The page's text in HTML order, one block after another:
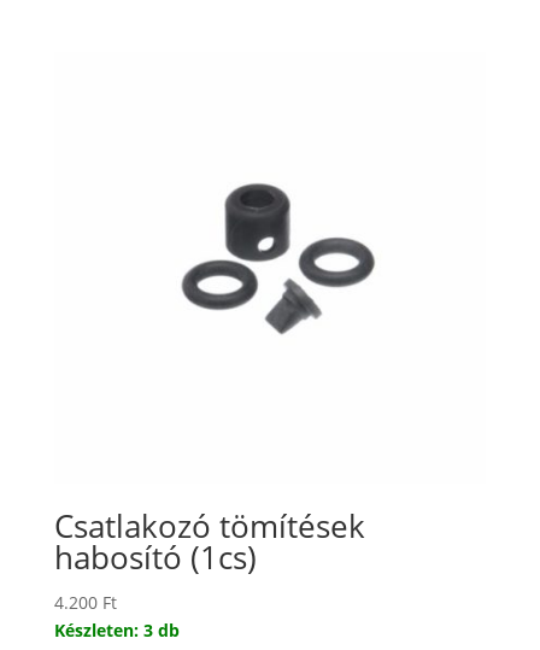
Csatlakozó tömítések
habosító (1cs)
4.200 Ft
Készleten: 3 db